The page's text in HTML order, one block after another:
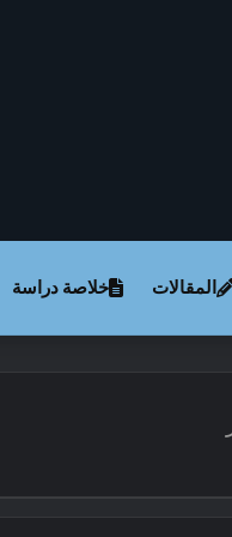
المقالات خلاصة دراسة